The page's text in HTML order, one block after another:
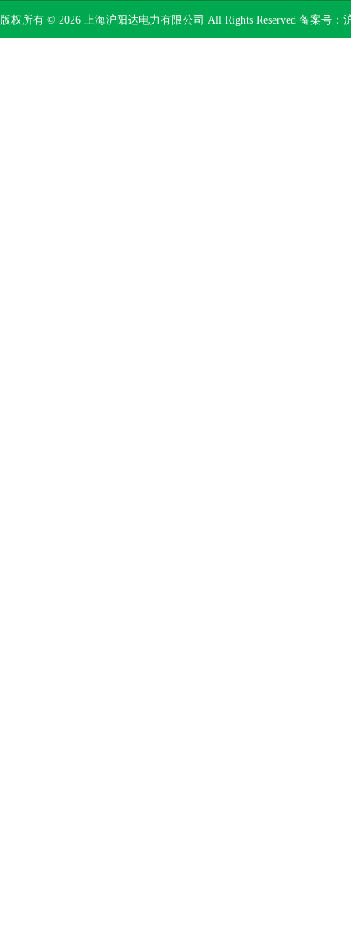
版权所有 © 2026 上海沪阳达电力有限公司 All Rights Reserved 备案号：